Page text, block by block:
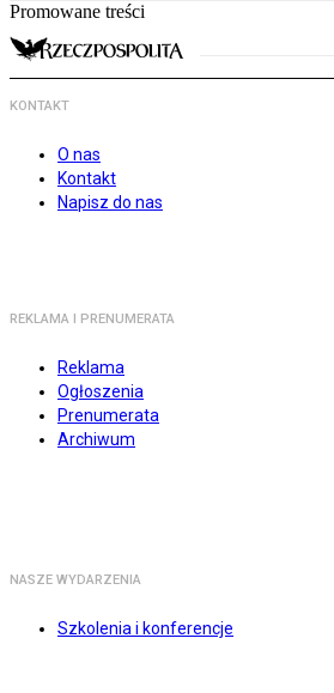
Promowane treści
KONTAKT
O nas
Kontakt
Napisz do nas
REKLAMA I PRENUMERATA
Reklama
Ogłoszenia
Prenumerata
Archiwum
NASZE WYDARZENIA
Szkolenia i konferencje